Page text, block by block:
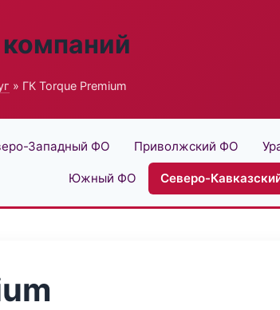
» ГК Torque Premium
Западный ФО Приволжский ФО
Южный ФО Северо-